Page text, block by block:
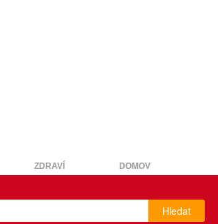
ZDRAVÍ DOMOV
Hledat